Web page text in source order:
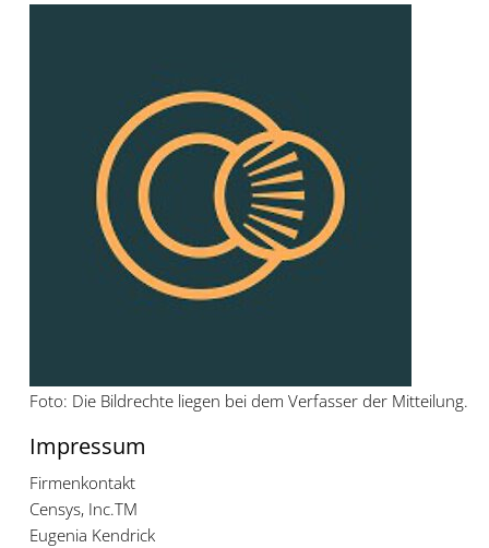
Foto: Die Bildrechte liegen bei dem Verfasser der Mitteilung.
Impressum
Firmenkontakt
Censys, Inc.TM
Eugenia Kendrick